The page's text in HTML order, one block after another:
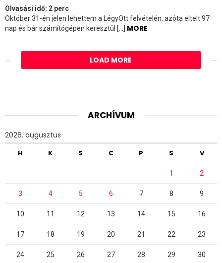
Olvasási idő: 2 perc
Október 31-én jelen lehettem a LégyOtt felvételén, azóta eltelt 97
nap és bár számítógépen keresztül […] MORE
LOAD MORE
ARCHÍVUM
2026. augusztus
H K S C P S V
1 2
3 4 5 6 7 8 9
10 11 12 13 14 15 16
17 18 19 20 21 22 23
24 25 26 27 28 29 30